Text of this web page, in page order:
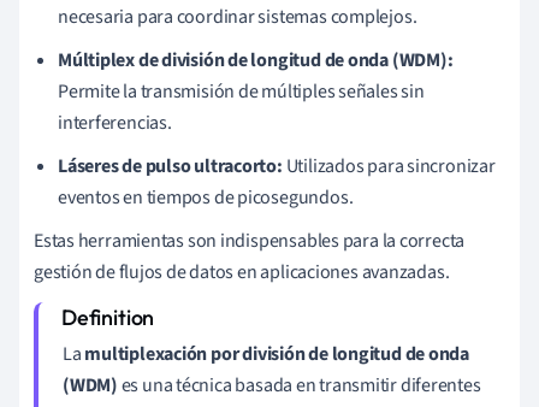
necesaria para coordinar sistemas complejos.
Múltiplex de división de longitud de onda (WDM):
Permite la transmisión de múltiples señales sin
interferencias.
Láseres de pulso ultracorto: Utilizados para sincronizar
eventos en tiempos de picosegundos.
Estas herramientas son indispensables para la correcta
gestión de flujos de datos en aplicaciones avanzadas.
Lamultiplexación por división de longitud de onda
(WDM)es una técnica basada en transmitir diferentes